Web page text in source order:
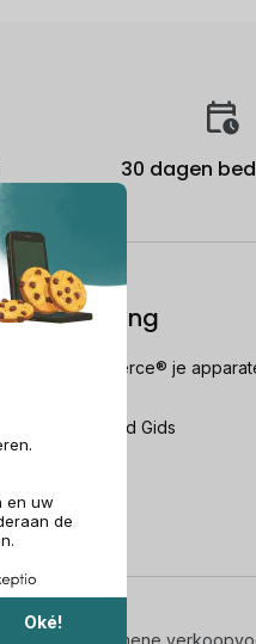
30 dagen
Refurbishing
Hoe Recommerce® je
De Refurbished Gids
Algemene